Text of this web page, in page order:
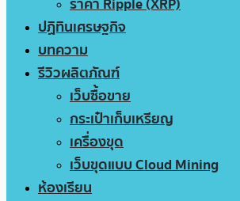
ปฏิทินเศรษฐกิจ
บทความ
รีวิวผลิตภัณฑ์
เว็บซื้อขาย
กระเป๋าเก็บเหรียญ
เครื่องขุด
เว็บขุดแบบ Cloud Mining
ห้องเรียน